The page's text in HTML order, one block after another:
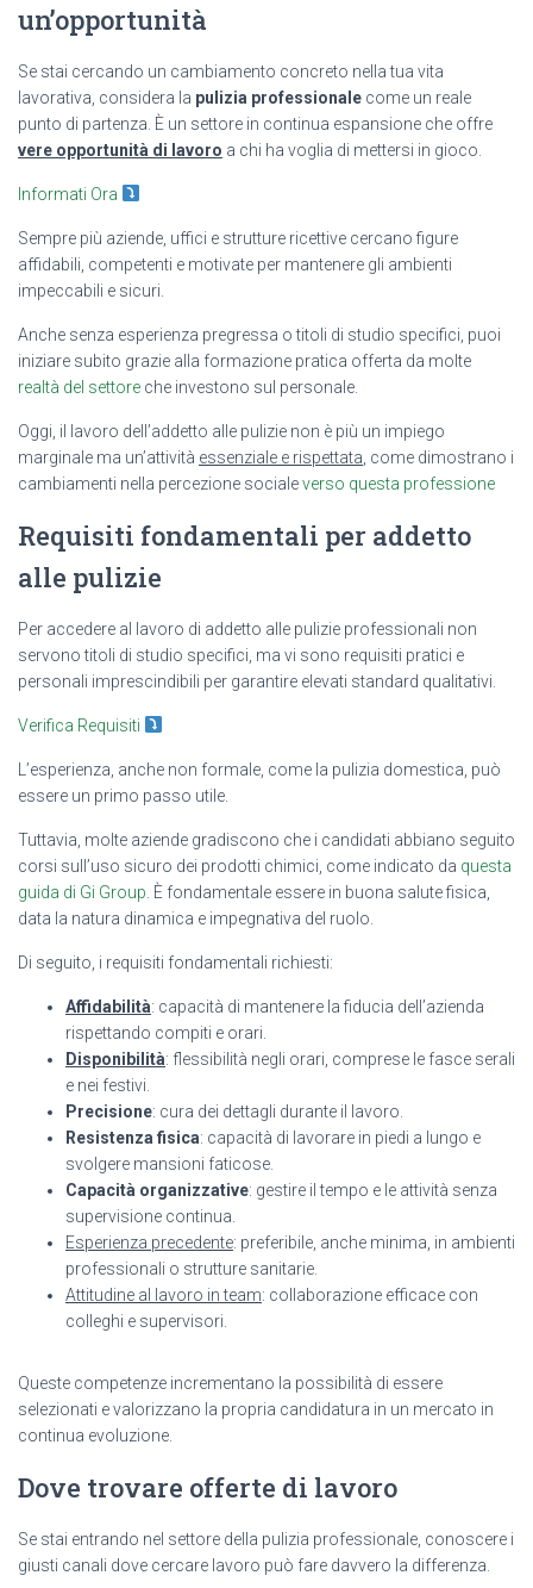
un’opportunità
Se stai cercando un cambiamento concreto nella tua vita
lavorativa, considera la pulizia professionale come un reale
punto di partenza. È un settore in continua espansione che offre
vere opportunità di lavoro a chi ha voglia di mettersi in gioco.
Informati Ora
Sempre più aziende, uffici e strutture ricettive cercano figure
affidabili, competenti e motivate per mantenere gli ambienti
impeccabili e sicuri.
Anche senza esperienza pregressa o titoli di studio specifici, puoi
iniziare subito grazie alla formazione pratica offerta da molte
realtà del settore che investono sul personale.
Oggi, il lavoro dell’addetto alle pulizie non è più un impiego
marginale ma un’attività essenziale e rispettata , come dimostrano i
cambiamenti nella percezione socialeverso questa professione
Requisiti fondamentali per addetto
alle pulizie
Per accedere al lavoro di addetto alle pulizie professionali non
servono titoli di studio specifici, ma vi sono requisiti pratici e
personali imprescindibili per garantire elevati standard qualitativi.
Verifica Requisiti
L’esperienza, anche non formale, come la pulizia domestica, può
essere un primo passo utile.
Tuttavia, molte aziende gradiscono che i candidati abbiano seguito
corsi sull’uso sicuro dei prodotti chimici, come indicato da questa
guida di Gi Group . È fondamentale essere in buona salute fisica,
data la natura dinamica e impegnativa del ruolo.
Di seguito, i requisiti fondamentali richiesti:
Affidabilità: capacità di mantenere la fiducia dell’azienda
rispettando compiti e orari.
Disponibilità: flessibilità negli orari, comprese le fasce serali
e nei festivi.
Precisione: cura dei dettagli durante il lavoro.
Resistenza fisica: capacità di lavorare in piedi a lungo e
svolgere mansioni faticose.
Capacità organizzative: gestire il tempo e le attività senza
supervisione continua.
Esperienza precedente: preferibile, anche minima, in ambienti
professionali o strutture sanitarie.
Attitudine al lavoro in team: collaborazione efficace con
colleghi e supervisori.
Queste competenze incrementano la possibilità di essere
selezionati e valorizzano la propria candidatura in un mercato in
continua evoluzione.
Dove trovare offerte di lavoro
Se stai entrando nel settore della pulizia professionale, conoscere i
giusti canali dove cercare lavoro può fare davvero la differenza.